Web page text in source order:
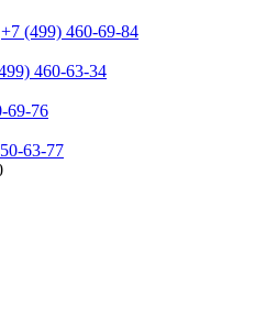
+7 (499) 460-69-84
460-63-34
69-76
63-77